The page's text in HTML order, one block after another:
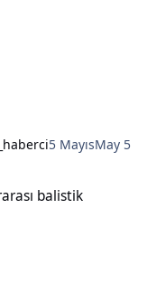
5 MayısMay 5
balistik